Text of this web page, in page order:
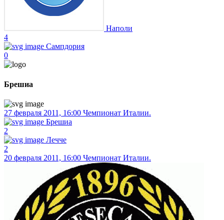
Наполи
4
Сампдория
0
Брешиа
27 февраля 2011, 16:00 Чемпионат Италии.
Брешиа
2
Лечче
2
20 февраля 2011, 16:00 Чемпионат Италии.